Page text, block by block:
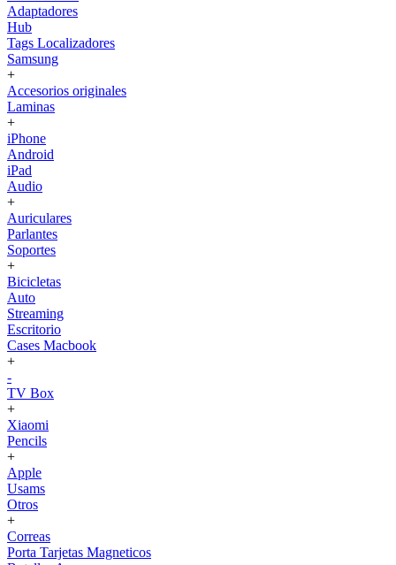
Adaptadores
Hub
Tags Localizadores
Samsung
+
Accesorios originales
Laminas
+
iPhone
Android
iPad
Audio
+
Auriculares
Parlantes
Soportes
+
Bicicletas
Auto
Streaming
Escritorio
Cases Macbook
+
-
TV Box
+
Xiaomi
Pencils
+
Apple
Usams
Otros
+
Correas
Porta Tarjetas Magneticos